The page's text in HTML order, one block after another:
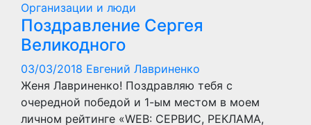
Организации и люди
Поздравление Сергея
Великодного
03/03/2018 Евгений Лавриненко
Женя Лавриненко! Поздравляю тебя с
очередной победой и 1-ым местом в моем
личном рейтинге «WEB: СЕРВИС, РЕКЛАМА,